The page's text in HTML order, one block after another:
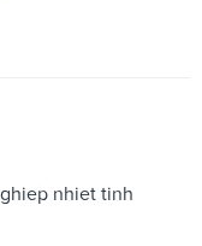
nhiet tinh